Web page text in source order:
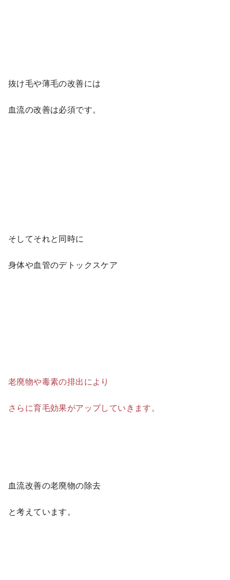
抜け毛や薄毛の改善には
血流の改善は必須です。
そしてそれと同時に
身体や血管のデトックスケア
老廃物や毒素の排出により
さらに育毛効果がアップしていきます。
血流改善の老廃物の除去
と考えています。